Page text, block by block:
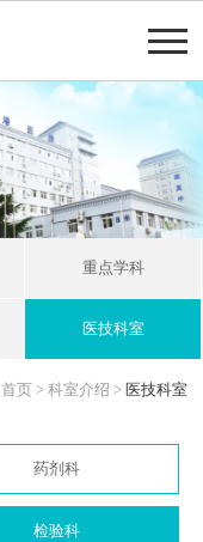
重点学科
医技科室
首页> 科室介绍 > 医技科室
药剂科
检验科